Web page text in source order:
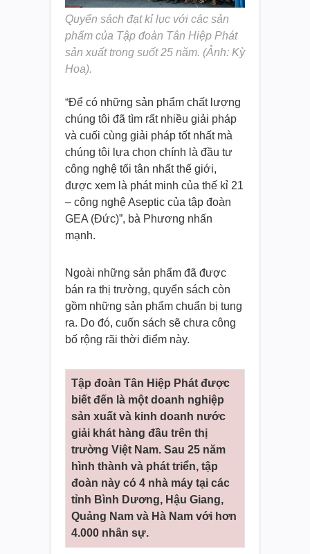
Quyển sách đạt kỉ lục với các sản
phẩm của Tập đoàn Tân Hiệp Phát
sản xuất trong suốt 25 năm. (Ảnh: Kỳ
Hoa).
“Để có những sản phẩm chất lượng
chúng tôi đã tìm rất nhiều giải pháp
và cuối cùng giải pháp tốt nhất mà
chúng tôi lựa chọn chính là đầu tư
công nghệ tối tân nhất thế giới,
được xem là phát minh của thế kỉ 21
– công nghệ Aseptic của tập đoàn
GEA (Đức)”, bà Phương nhấn
mạnh.
Ngoài những sản phẩm đã được
bán ra thị trường, quyển sách còn
gồm những sản phẩm chuẩn bị tung
ra. Do đó, cuốn sách sẽ chưa công
bố rộng rãi thời điểm này.
Tập đoàn Tân Hiệp Phát được
biết đến là một doanh nghiệp
sản xuất và kinh doanh nước
giải khát hàng đầu trên thị
trường Việt Nam. Sau 25 năm
hình thành và phát triển, tập
đoàn này có 4 nhà máy tại các
tỉnh Bình Dương, Hậu Giang,
Quảng Nam và Hà Nam với hơn
4.000 nhân sự.